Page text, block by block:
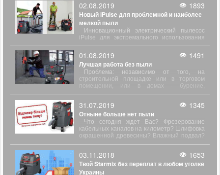
02.08.2019 1893
Новый iPulse для проблемной и наиболее
мелкой пыли
Инновационный электрический пылесос
iPulse для экстремального использования
при очень высоком выбросе пыли. Для
работы непосредственно рядом с
электроинструментами во время бурения,
фрезерования, шлифования и распыления.
01.08.2019 1491
Лучшая работа без пыли
Проблема: независимо от того, на
строительной площадке или в торговом
помещении, или в домах - бурение,
31.07.2019 1345
Отныне больше нет пыли
Что сегодня ждет Вас? Фрезерование
кабельных каналов на километр? Шлифовка
окрашенной древесины? Влажный подвал?
готовы ко всему. Даже к самому сложному
непрерывному использованию
03.11.2018 1653
Твой Starmix без переплат в любом уголке
Украины